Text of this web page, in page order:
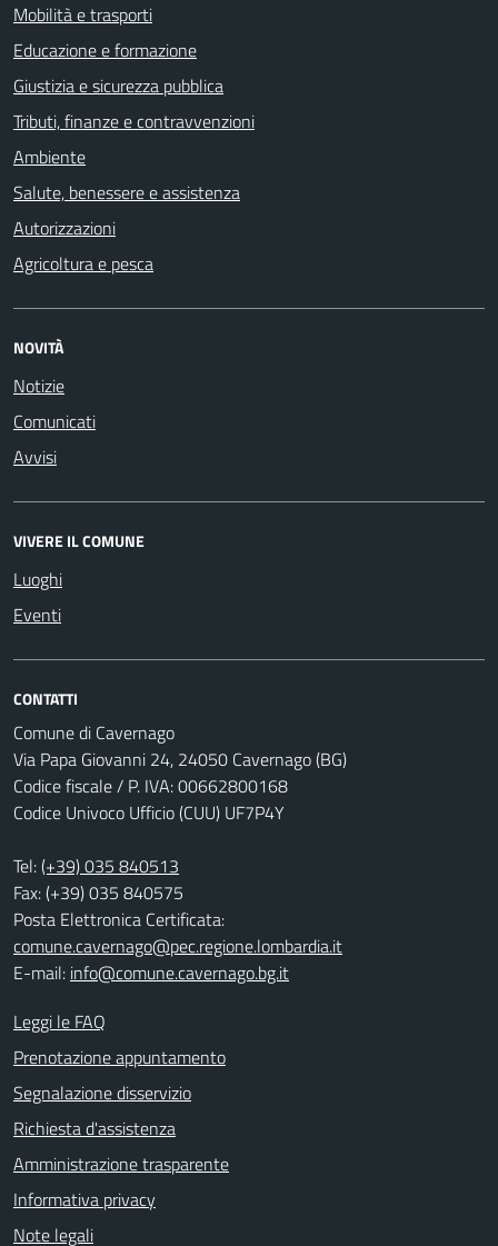
Mobilità e trasporti
Educazione e formazione
Giustizia e sicurezza pubblica
Tributi, finanze e contravvenzioni
Ambiente
Salute, benessere e assistenza
Autorizzazioni
Agricoltura e pesca
NOVITÀ
Notizie
Comunicati
Avvisi
VIVERE IL COMUNE
Luoghi
Eventi
CONTATTI
Comune di Cavernago
Via Papa Giovanni 24, 24050 Cavernago (BG)
Codice fiscale / P. IVA: 00662800168
Codice Univoco Ufficio (CUU) UF7P4Y
Tel:(+39) 035 840513
Fax: (+39) 035 840575
Posta Elettronica Certificata:
comune.cavernago@pec.regione.lombardia.it
E-mail: info@comune.cavernago.bg.it
Leggi le FAQ
Prenotazione appuntamento
Segnalazione disservizio
Richiesta d'assistenza
Amministrazione trasparente
Informativa privacy
Note legali